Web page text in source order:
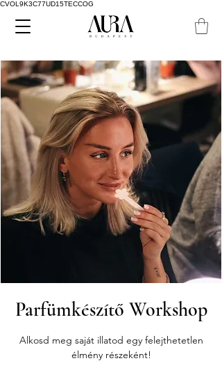
CVOL9K3C77UD15TECCOG
Parfümkészítő Workshop
Alkosd meg saját illatod egy felejthetetlen
élmény részeként!